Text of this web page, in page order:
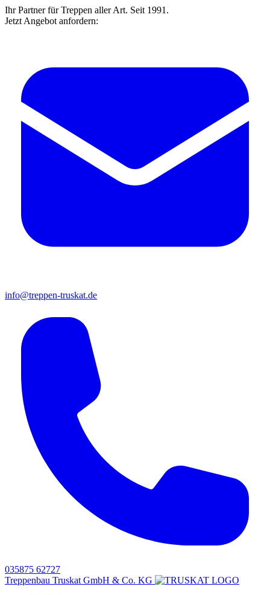
Ihr Partner für Treppen aller Art. Seit 1991.
Jetzt Angebot anfordern:
info@treppen-truskat.de
035875 62727
Treppenbau Truskat GmbH & Co. KG